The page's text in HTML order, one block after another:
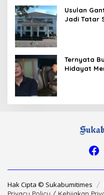
Usulan
Jadi Tatar
Ternyata
Hidayat
Hak Cipta © Sukabumitimes